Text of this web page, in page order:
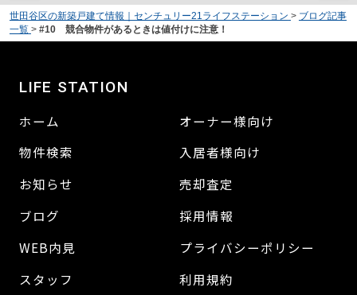
世田谷区の新築戸建て情報｜センチュリー21ライフステーション > ブログ記事
一覧 > #10 競合物件があるときは値付けに注意！
LIFE STATION
ホーム
物件検索
お知らせ
ブログ
WEB内見
スタッフ
オーナー様向け
入居者様向け
売却査定
採用情報
プライバシーポリシー
利用規約